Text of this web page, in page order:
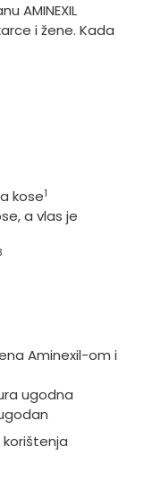
AMINEXIL
i žene. Kada
kose1
a vlas je
Aminexil-om i
ugodna